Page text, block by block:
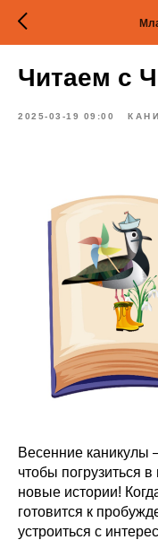
Читаем с
2025-03-19 09:00
Весенние каникулы
чтобы погрузиться
новые истории!
готовится к
устроиться с